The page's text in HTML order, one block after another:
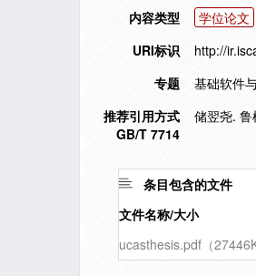
内容类型
学位论文
URI标识
http://
专题
基础软件
推荐引用方式
GB/T 7714
储翌尧.
条目包含的文件
文件名称/大小
ucasthesis.pdf（